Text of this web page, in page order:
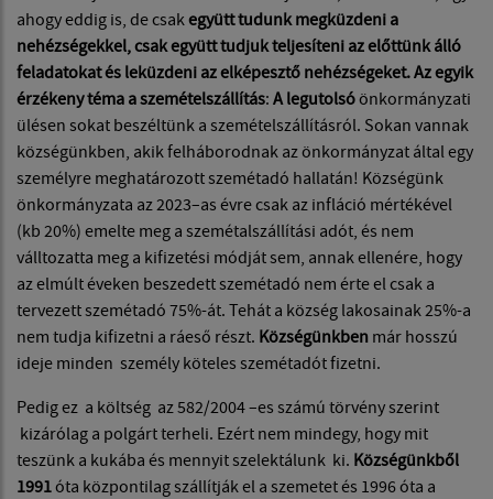
ahogy eddig is, de csak együtt tudunk megküzdeni a
nehézségekkel, csak együtt tudjuk teljesíteni az előttünk álló
feladatokat és leküzdeni az elképesztő nehézségeket. Az egyik
érzékeny téma a szemételszállítás: A legutolsóönkormányzati
ülésen sokat beszéltünk a szemételszállításról. Sokan vannak
községünkben, akik felháborodnak az önkormányzat által egy
személyre meghatározott szemétadó hallatán! Községünk
önkormányzata az 2023–as évre csak az infláció mértékével
(kb 20%) emelte meg a szemétalszállítási adót, és nem
válltozatta meg a kifizetési módját sem, annak ellenére, hogy
az elmúlt éveken beszedett szemétadó nem érte el csak a
tervezett szemétadó 75%-át. Tehát a község lakosainak 25%-a
nem tudja kifizetni a ráeső részt. Községünkben már hosszú
ideje minden személy köteles szemétadót fizetni.
Pedig ez a költség az 582/2004 –es számú törvény szerint
kizárólag a polgárt terheli. Ezért nem mindegy, hogy mit
teszünk a kukába és mennyit szelektálunk ki. Községünkből
1991óta központilag szállítják el a szemetet és 1996 óta a